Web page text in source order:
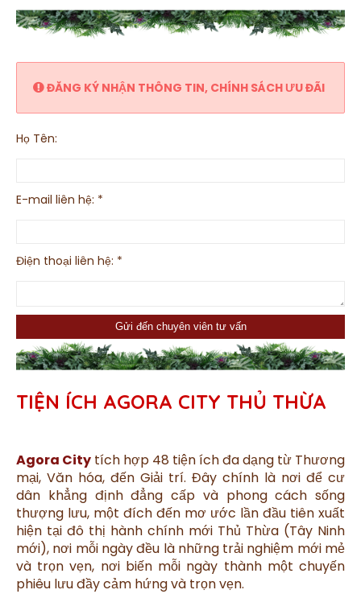
ĐĂNG KÝ NHẬN THÔNG TIN, CHÍNH SÁCH ƯU ĐÃI
Họ Tên:
E-mail liên hệ: *
Điện thoại liên hệ: *
TIỆN ÍCH AGORA CITY THỦ THỪA
Agora City tích hợp 48 tiện ích đa dạng từ Thương
mại, Văn hóa, đến Giải trí. Đây chính là nơi để cư
dân khẳng định đẳng cấp và phong cách sống
thượng lưu, một đích đến mơ ước lần đầu tiên xuất
hiện tại đô thị hành chính mới Thủ Thừa (Tây Ninh
mới), nơi mỗi ngày đều là những trải nghiệm mới mẻ
và trọn vẹn, nơi biến mỗi ngày thành một chuyến
phiêu lưu đầy cảm hứng và trọn vẹn.